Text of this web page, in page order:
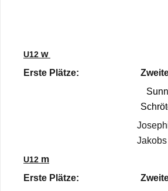
U12 w
Erste Plätze:
Jakobs
U12 m
Erste Plätze: